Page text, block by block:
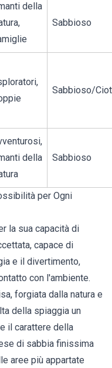
della
Sabbioso
Sabbioso/
della
Sabbioso
per Ogni
la sua capacità di
capace di
e il divertimento,
con l'ambiente.
forgiata dalla natura e
della spiaggia un
il carattere della
di sabbia finissima
aree più appartate